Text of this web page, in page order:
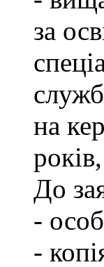
за
на
До
-
-